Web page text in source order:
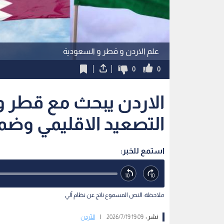
علم الاردن و قطر و السعودية
0
0
الاردن يبحث مع قطر
التصعيد الاقليمي
استمع للخبر:
ملاحظة: النص المسموع ناتج عن نظام آلي
نشر :19:09 2026/7/19 الأردن